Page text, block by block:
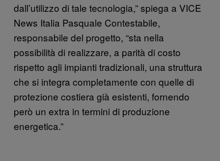
dall’utilizzo di tale tecnologia,” spiega a VICE
News Italia Pasquale Contestabile,
responsabile del progetto, “sta nella
possibilità di realizzare, a parità di costo
rispetto agli impianti tradizionali, una struttura
che si integra completamente con quelle di
protezione costiera già esistenti, fornendo
però un extra in termini di produzione
energetica.”